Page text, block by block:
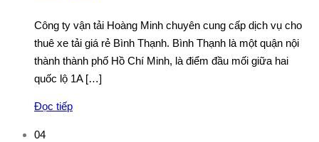
Công ty vận tải Hoàng Minh chuyên cung cấp dịch vụ cho
thuê xe tải giá rẻ Bình Thạnh. Bình Thạnh là một quận nội
thành thành phố Hồ Chí Minh, là điểm đầu mối giữa hai
quốc lộ 1A […]
Đọc tiếp
04